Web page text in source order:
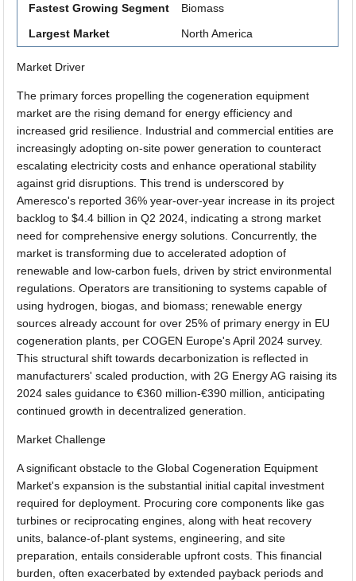
Fastest Growing Segment
Biomass
Largest Market
North America
Market Driver
The primary forces propelling the cogeneration equipment
market are the rising demand for energy efficiency and
increased grid resilience. Industrial and commercial entities are
increasingly adopting on-site power generation to counteract
escalating electricity costs and enhance operational stability
against grid disruptions. This trend is underscored by
Ameresco's reported 36% year-over-year increase in its project
backlog to $4.4 billion in Q2 2024, indicating a strong market
need for comprehensive energy solutions. Concurrently, the
market is transforming due to accelerated adoption of
renewable and low-carbon fuels, driven by strict environmental
regulations. Operators are transitioning to systems capable of
using hydrogen, biogas, and biomass; renewable energy
sources already account for over 25% of primary energy in EU
cogeneration plants, per COGEN Europe's April 2024 survey.
This structural shift towards decarbonization is reflected in
manufacturers' scaled production, with 2G Energy AG raising its
2024 sales guidance to €360 million-€390 million, anticipating
continued growth in decentralized generation.
Market Challenge
A significant obstacle to the Global Cogeneration Equipment
Market's expansion is the substantial initial capital investment
required for deployment. Procuring core components like gas
turbines or reciprocating engines, along with heat recovery
units, balance-of-plant systems, engineering, and site
preparation, entails considerable upfront costs. This financial
burden, often exacerbated by extended payback periods and